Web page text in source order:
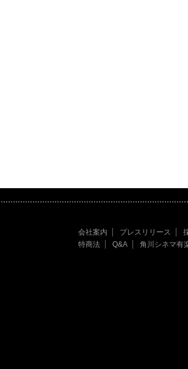
会社案内 プレスリリース
特商法
Q&A 角川シネマ有